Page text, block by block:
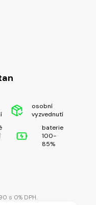
osobní
vyzvednutí
baterie
100-
85%
s 0% DPH.